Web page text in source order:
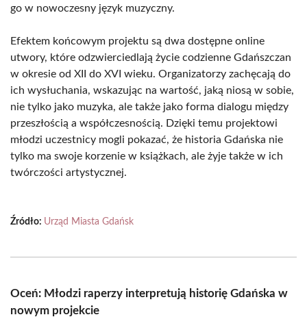
go w nowoczesny język muzyczny.
Efektem końcowym projektu są dwa dostępne online
utwory, które odzwierciedlają życie codzienne Gdańszczan
w okresie od XII do XVI wieku. Organizatorzy zachęcają do
ich wysłuchania, wskazując na wartość, jaką niosą w sobie,
nie tylko jako muzyka, ale także jako forma dialogu między
przeszłością a współczesnością. Dzięki temu projektowi
młodzi uczestnicy mogli pokazać, że historia Gdańska nie
tylko ma swoje korzenie w książkach, ale żyje także w ich
twórczości artystycznej.
Źródło: Urząd Miasta Gdańsk
Oceń: Młodzi raperzy interpretują historię Gdańska w
nowym projekcie